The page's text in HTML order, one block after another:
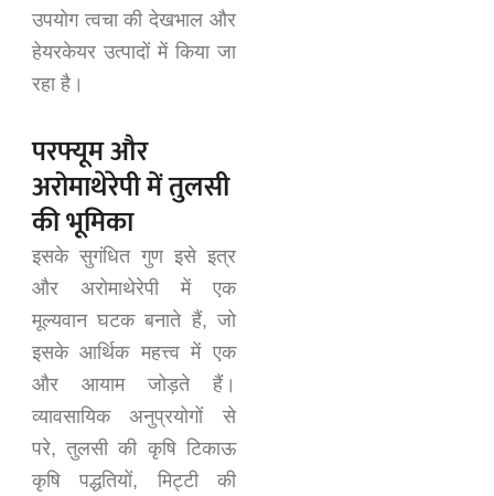
उपयोग त्वचा की देखभाल और
हेयरकेयर उत्पादों में किया जा
रहा है।
परफ्यूम और
अरोमाथेरेपी में तुलसी
की भूमिका
इसके सुगंधित गुण इसे इत्र
और अरोमाथेरेपी में एक
मूल्यवान घटक बनाते हैं, जो
इसके आर्थिक महत्त्व में एक
और आयाम जोड़ते हैं।
व्यावसायिक अनुप्रयोगों से
परे, तुलसी की कृषि टिकाऊ
कृषि पद्धतियों, मिट्टी की